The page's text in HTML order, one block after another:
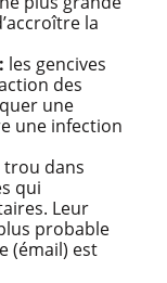
la
les gencives
des
une
une infection
trou dans
qui
Leur
probable
(émail) est